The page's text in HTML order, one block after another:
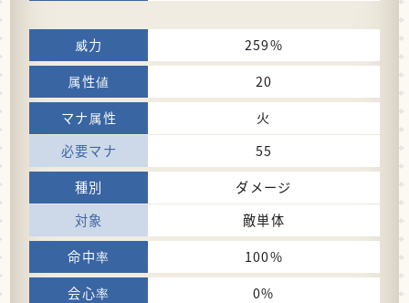
259%
20
火
55
ダメージ
敵単体
100%
0%